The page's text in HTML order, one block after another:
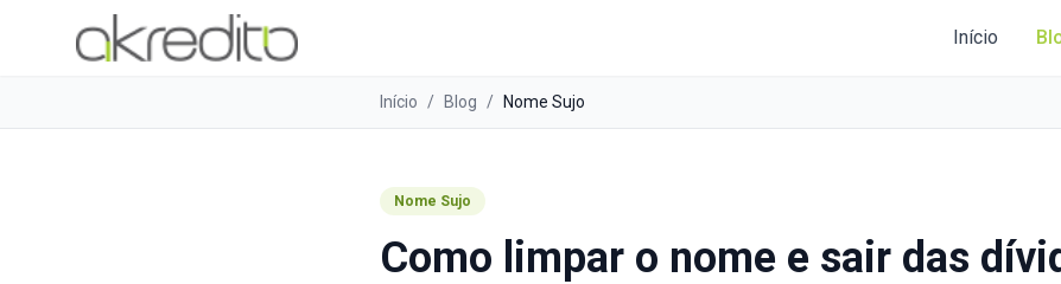
Início
Início / Blog / Nome Sujo
Nome Sujo
Como limpar o nome e sair das